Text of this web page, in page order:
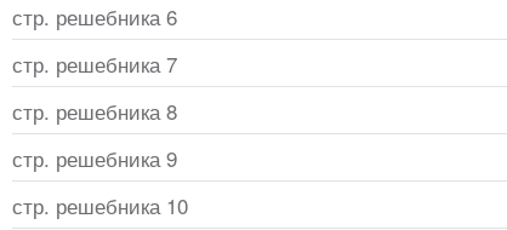
стр. решебника 6
стр. решебника 7
стр. решебника 8
стр. решебника 9
стр. решебника 10